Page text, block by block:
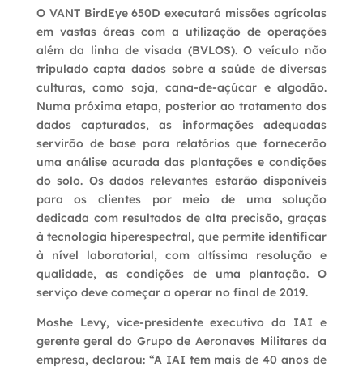
O VANT BirdEye 650D executará missões agrícolas
em vastas áreas com a utilização de operações
além da linha de visada (BVLOS). O veículo não
tripulado capta dados sobre a saúde de diversas
culturas, como soja, cana-de-açúcar e algodão.
Numa próxima etapa, posterior ao tratamento dos
dados capturados, as informações adequadas
servirão de base para relatórios que fornecerão
uma análise acurada das plantações e condições
do solo. Os dados relevantes estarão disponíveis
para os clientes por meio de uma solução
dedicada com resultados de alta precisão, graças
à tecnologia hiperespectral, que permite identificar
à nível laboratorial, com altíssima resolução e
qualidade, as condições de uma plantação. O
serviço deve começar a operar no final de 2019.
Moshe Levy, vice-presidente executivo da IAI e
gerente geral do Grupo de Aeronaves Militares da
empresa, declarou: “A IAI tem mais de 40 anos de